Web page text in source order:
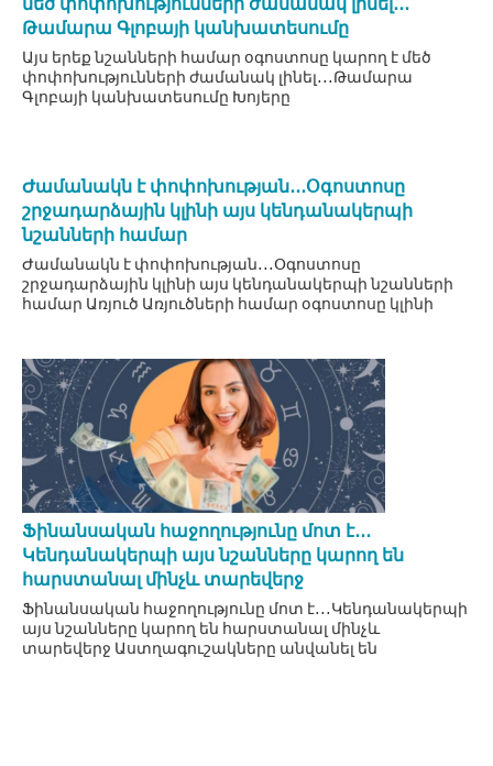
մեծ փոփոխությունների ժամանակ լինել․․․
Թամարա Գլոբայի կանխատեսումը
Այս երեք նշանների համար օգոստոսը կարող է մեծ
փոփոխությունների ժամանակ լինել․․․Թամարա
Գլոբայի կանխատեսումը Խոյերը
Ժամանակն է փոփոխության․․․Օգոստոսը
շրջադարձային կլինի այս կենդանակերպի
նշանների համար
Ժամանակն է փոփոխության․․․Օգոստոսը
շրջադարձային կլինի այս կենդանակերպի նշանների
համար Առյուծ Առյուծների համար օգոստոսը կլինի
Ֆինանսական հաջողությունը մոտ է․․․
Կենդանակերպի այս նշանները կարող են
հարստանալ մինչև տարեվերջ
Ֆինանսական հաջողությունը մոտ է․․․Կենդանակերպի
այս նշանները կարող են հարստանալ մինչև
տարեվերջ Աստղագուշակները անվանել են